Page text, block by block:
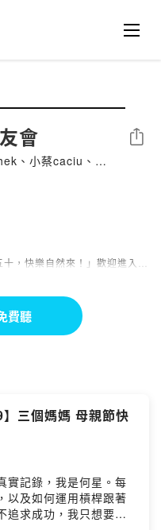
會
、小蔡caciu、莎
分享
，快樂自然來！」歡迎進入由
！這裏有不同的Podcaster陪
試停在這裡吧！這裡可以聽到
的胡說八道；這裡還有另類的
《 i生活》；還有《查爾丘達
起加入《聲友會》！
情故事與批評指教，《聲友
user/caciu2020
費聽
】三個媽媽 母親節快
實記錄，我是何星。每
以及如何運用槓桿跟著
追求成功，我只想要生